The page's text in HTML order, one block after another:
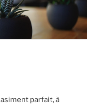
parfait, à